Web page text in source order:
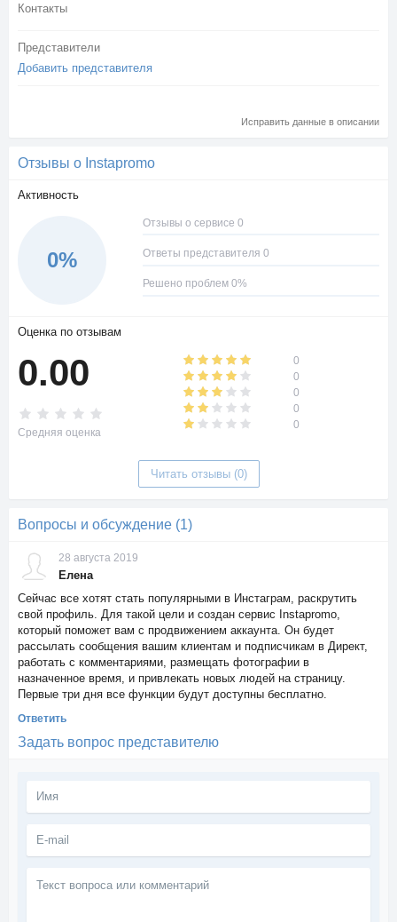
Контакты
Представители
Добавить представителя
Исправить данные в описании
Отзывы о Instapromo
Активность
0%
Отзывы о сервисе 0
Ответы представителя 0
Решено проблем 0%
Оценка по отзывам
0.00
Средняя оценка
0
0
0
0
0
Читать отзывы (0)
Вопросы и обсуждение (1)
28 августа 2019
Елена
Сейчас все хотят стать популярными в Инстаграм, раскрутить
свой профиль. Для такой цели и создан сервис Instapromo,
который поможет вам с продвижением аккаунта. Он будет
рассылать сообщения вашим клиентам и подписчикам в Директ,
работать с комментариями, размещать фотографии в
назначенное время, и привлекать новых людей на страницу.
Первые три дня все функции будут доступны бесплатно.
Ответить
Задать вопрос представителю
вопроса